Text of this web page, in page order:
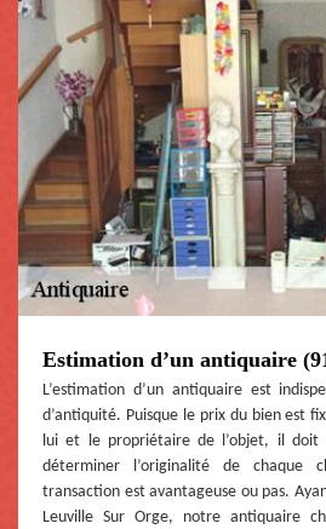
Estimation d’un antiquaire
L’estimation d’un antiquaire est
d’antiquité. Puisque le prix du bien est
lui et le propriétaire de l’objet, il doit
déterminer l’originalité de chaque
transaction est avantageuse ou pas.
Leuville Sur Orge, notre antiquaire